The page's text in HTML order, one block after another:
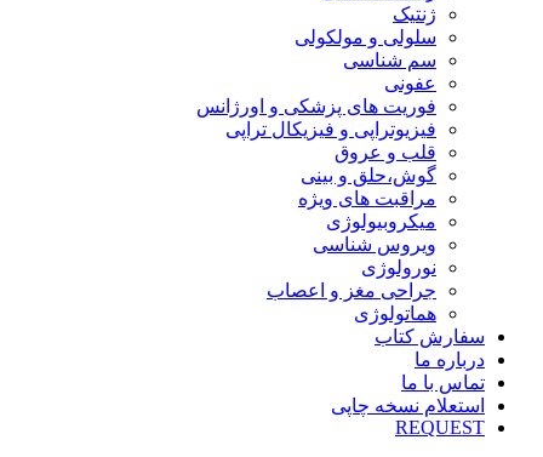
ژنتیک
سلولی و مولکولی
سم شناسی
عفونی
فوریت های پزشکی و اورژانس
فیزیوتراپی و فیزیکال تراپی
قلب و عروق
گوش،حلق و بینی
مراقبت های ویژه
میکروبیولوژی
ویروس شناسی
نورولوژی
جراحی مغز و اعصاب
هماتولوژی
سفارش کتاب
درباره ما
تماس با ما
استعلام نسخه چاپی
REQUEST